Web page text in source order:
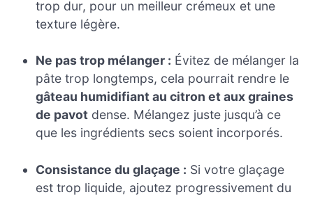
trop dur, pour un meilleur crémeux et une
texture légère.
Ne pas trop mélanger : Évitez de mélanger la
pâte trop longtemps, cela pourrait rendre le
gâteau humidifiant au citron et aux graines
de pavot dense. Mélangez juste jusqu’à ce
que les ingrédients secs soient incorporés.
Consistance du glaçage : Si votre glaçage
est trop liquide, ajoutez progressivement du